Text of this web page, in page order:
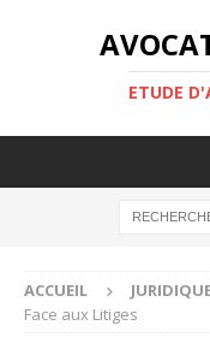
ETUDE
ACCUEIL
Face aux Litiges